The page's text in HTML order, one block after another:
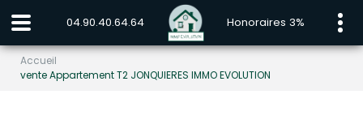
04.90.40.64.64 Honoraires 3%
Accueil
vente Appartement T2 JONQUIERES IMMO EVOLUTION